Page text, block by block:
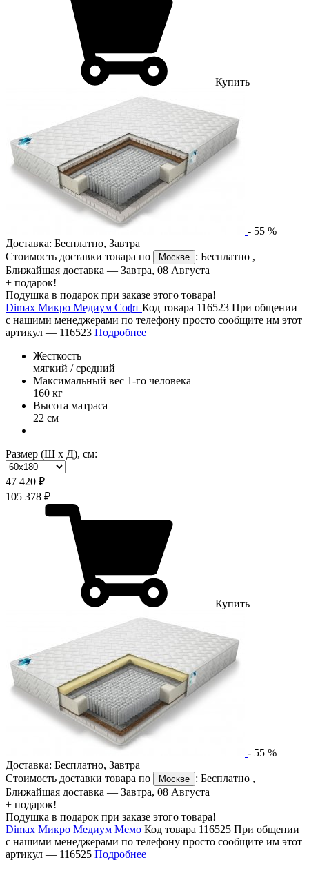
Купить
- 55 %
Доставка: Бесплатно, Завтра
Стоимость доставки товара по
Москве : Бесплатно ,
Ближайшая доставка — Завтра, 08 Августа
+ подарок!
Подушка в подарок при заказе этого товара!
Dimax Микро Медиум Софт Код товара 116523 При общении
с нашими менеджерами по телефону просто сообщите им этот
артикул — 116523 Подробнее
Жесткость
мягкий / средний
Максимальный вес 1-го человека
160 кг
Высота матраса
22 см
Размер (Ш х Д), см:
47 420 ₽
105 378 ₽
Купить
- 55 %
Доставка: Бесплатно, Завтра
Стоимость доставки товара по
Москве : Бесплатно ,
Ближайшая доставка — Завтра, 08 Августа
+ подарок!
Подушка в подарок при заказе этого товара!
Dimax Микро Медиум Мемо Код товара 116525 При общении
с нашими менеджерами по телефону просто сообщите им этот
артикул — 116525 Подробнее